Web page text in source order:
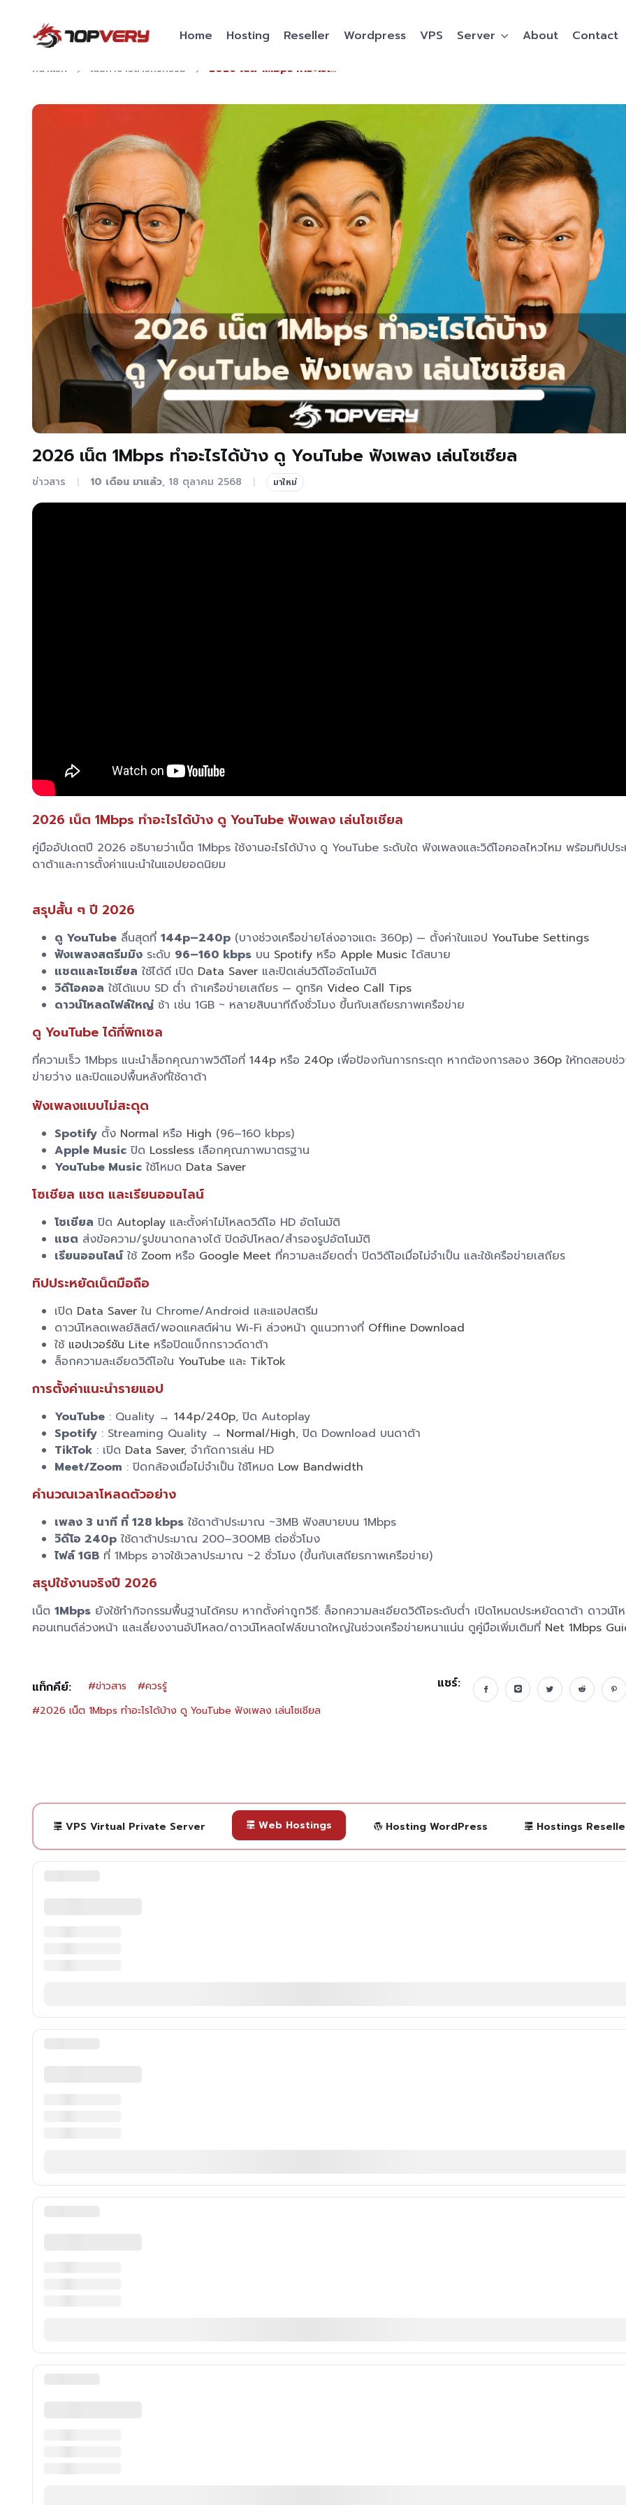
Home Hosting Reseller Wordpress VPS Server About Contact
หน้าแรก เนื้อหาข่าวสารกิจกรรม 2026 เน็ต 1Mbps ทำอะไรได้บ้าง ดู YouTube ฟังเพลง เล่นโซเชียล
2026 เน็ต 1Mbps ทำอะไรได้บ้าง ดู YouTube ฟังเพลง เล่นโซเชียล
ข่าวสาร | 10 เดือน มาแล้ว, 18 ตุลาคม 2568 | มาใหม่
2026 เน็ต 1Mbps ทำอะไรได้บ้าง ดู YouTube ฟังเพลง เล่นโซเชียล
คู่มืออัปเดตปี 2026 อธิบายว่าเน็ต 1Mbps ใช้งานอะไรได้บ้าง ดู YouTube ระดับใด ฟังเพลงและวิดีโอคอลไหวไหม พร้อมทิปปร
ดาต้าและการตั้งค่าแนะนำในแอปยอดนิยม
สรุปสั้น ๆ ปี 2026
ดู YouTubeลื่นสุดที่ 144p–240p(บางช่วงเครือข่ายโล่งอาจแตะ 360p) — ตั้งค่าในแอป YouTube Settings
ฟังเพลงสตรีมมิงระดับ 96–160 kbpsบน Spotifyหรือ Apple Music ได้สบาย
แชตและโซเชียล ใช้ได้ดี เปิด Data Saverและปิดเล่นวิดีโออัตโนมัติ
วิดีโอคอล ใช้ได้แบบ SD ต่ำ ถ้าเครือข่ายเสถียร — ดูทริค Video Call Tips
ดาวน์โหลดไฟล์ใหญ่ช้า เช่น 1GB ~ หลายสิบนาทีถึงชั่วโมง ขึ้นกับเสถียรภาพเครือข่าย
ดู YouTube ได้กี่พิกเซล
ที่ความเร็ว 1Mbps แนะนำล็อกคุณภาพวิดีโอที่ 144pหรือ 240pเพื่อป้องกันการกระตุก หากต้องการลอง 360pให้ทดสอบช่ว
ข่ายว่าง และปิดแอปพื้นหลังที่ใช้ดาต้า
ฟังเพลงแบบไม่สะดุด
Spotifyตั้ง Normal หรือ High (96–160 kbps)
Apple Musicปิด Losslessเลือกคุณภาพมาตรฐาน
YouTube Musicใช้โหมด Data Saver
โซเชียล แชต และเรียนออนไลน์
โซเชียล ปิด Autoplayและตั้งค่าไม่โหลดวิดีโอ HD อัตโนมัติ
แชต ส่งข้อความ/รูปขนาดกลางได้ ปิดอัปโหลด/สำรองรูปอัตโนมัติ
เรียนออนไลน์ใช้ Zoom หรือ Google Meetที่ความละเอียดต่ำ ปิดวิดีโอเมื่อไม่จำเป็น และใช้เครือข่ายเสถียร
ทิปประหยัดเน็ตมือถือ
เปิด Data Saverใน Chrome/Android และแอปสตรีม
ดาวน์โหลดเพลย์ลิสต์/พอดแคสต์ผ่าน Wi-Fi ล่วงหน้า ดูแนวทางที่ Offline Download
ใช้ แอปเวอร์ชัน Liteหรือปิดแบ็กกราวด์ดาต้า
ล็อกความละเอียดวิดีโอใน YouTubeและ TikTok
การตั้งค่าแนะนำรายแอป
YouTube: Quality → 144p/240p, ปิด Autoplay
Spotify: Streaming Quality → Normal/High, ปิด Download บนดาต้า
TikTok: เปิด Data Saver, จำกัดการเล่น HD
Meet/Zoom : ปิดกล้องเมื่อไม่จำเป็น ใช้โหมด Low Bandwidth
คำนวณเวลาโหลดตัวอย่าง
เพลง 3 นาที ที่ 128 kbpsใช้ดาต้าประมาณ ~3MB ฟังสบายบน 1Mbps
วิดีโอ 240pใช้ดาต้าประมาณ 200–300MB ต่อชั่วโมง
ไฟล์ 1GBที่ 1Mbps อาจใช้เวลาประมาณ ~2 ชั่วโมง (ขึ้นกับเสถียรภาพเครือข่าย)
สรุปใช้งานจริงปี 2026
เน็ต 1Mbpsยังใช้ทำกิจกรรมพื้นฐานได้ครบ หากตั้งค่าถูกวิธี: ล็อกความละเอียดวิดีโอระดับต่ำ เปิดโหมดประหยัดดาต้า ดาวน์โ
คอนเทนต์ล่วงหน้า และเลี่ยงงานอัปโหลด/ดาวน์โหลดไฟล์ขนาดใหญ่ในช่วงเครือข่ายหนาแน่น ดูคู่มือเพิ่มเติมที่ Net 1Mbps
แท็กคีย์: #ข่าวสาร #ควรรู้
#2026 เน็ต 1Mbps ทำอะไรได้บ้าง ดู YouTube ฟังเพลง เล่นโซเชียล
แชร์:
VPS Virtual Private Server Web Hostings Hosting WordPress Hostings